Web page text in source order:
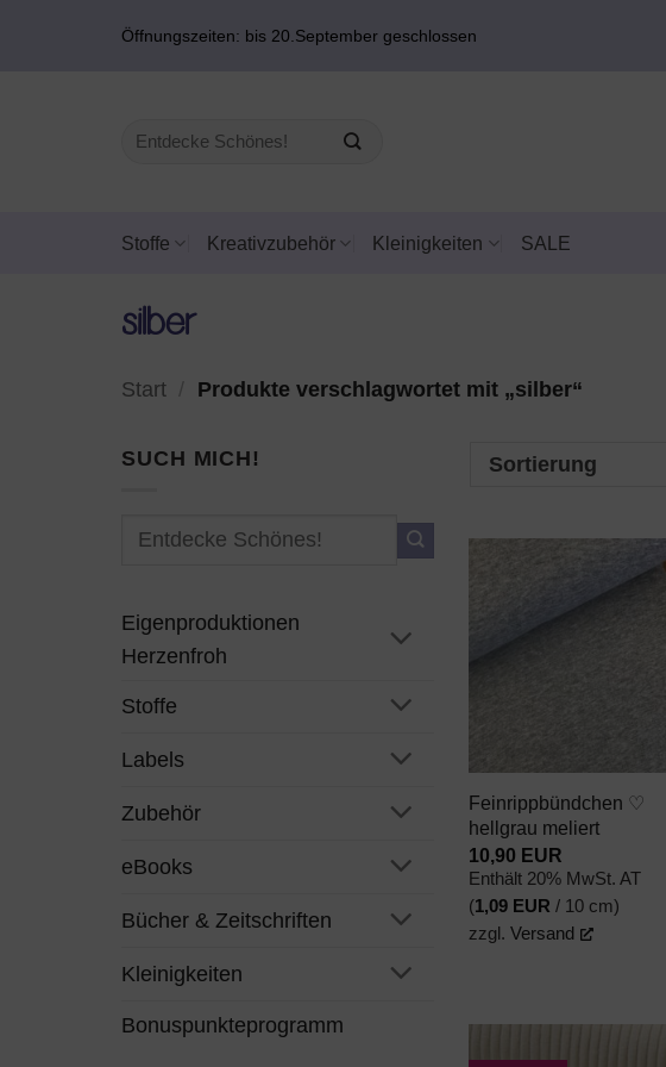
Öffnungszeiten: bis 20.September geschlossen
Suchen
Stoffe Kreativzubehör Kleinigkeiten SALE
silber
Start Produkte verschlagwortet mit „silber“
SUCH MICH!
Suchen
Eigenproduktionen
Herzenfroh
Stoffe
Labels
Zubehör
eBooks
Bücher & Zeitschriften
Kleinigkeiten
Bonuspunkteprogramm
Sortierung
Feinrippbündchen ♡
hellgrau meliert
10,90 EUR
Enthält 20% MwSt. AT
(1,09 EUR / 10 cm)
zzgl.Versand